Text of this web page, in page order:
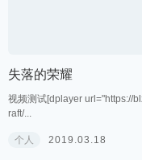
失落的荣耀
视频测试[dplayer url="https://
raft/...
个人 2019.03.18